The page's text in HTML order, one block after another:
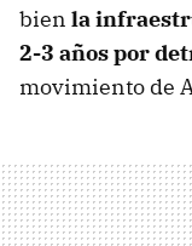
bien la
2-3 años por
movimiento de